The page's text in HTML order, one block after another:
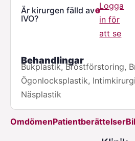
Är kirurgen fälld av
IVO?
Logga
in för
att se
Behandlingar
Bukplastik, Bröstförstoring,
Ögonlocksplastik,
Näsplastik
OmdömenPatientberättelser